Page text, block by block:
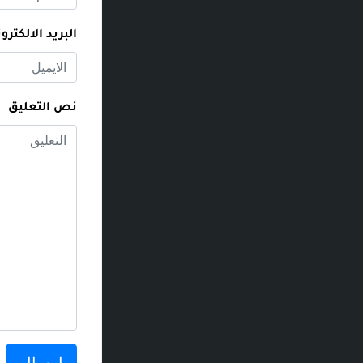
البريد
نص التعليق